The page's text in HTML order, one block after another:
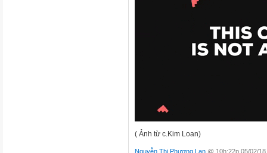
( Ảnh từ c.Kim Loan)
Nguyễn Thi Phương Lan @ 10h:22p 05/02/18